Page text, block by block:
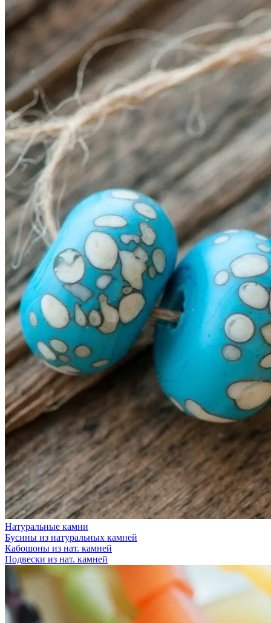
Натуральные камни
Бусины из натуральных камней
Кабошоны из нат. камней
Подвески из нат. камней